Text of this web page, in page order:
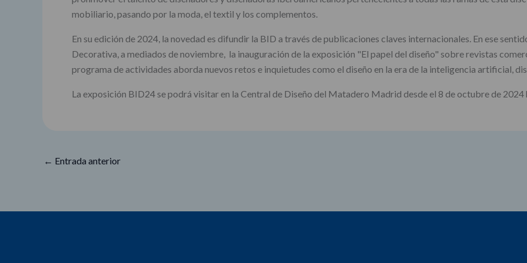
mobiliario, pasando por la moda, el textil y los complementos.
En su edición de 2024, la novedad es difundir la BID a través de publicaciones claves internacionales. En ese
Decorativa, a mediados de noviembre, la inauguración de la exposición "El papel del diseño" sobre revistas
programa de actividades aborda nuevos retos e inquietudes como el diseño en la era de la inteligencia artificial,
La exposición BID24 se podrá visitar en la Central de Diseño del Matadero Madrid desde el 8 de octubre de 2024
← Entrada anterior